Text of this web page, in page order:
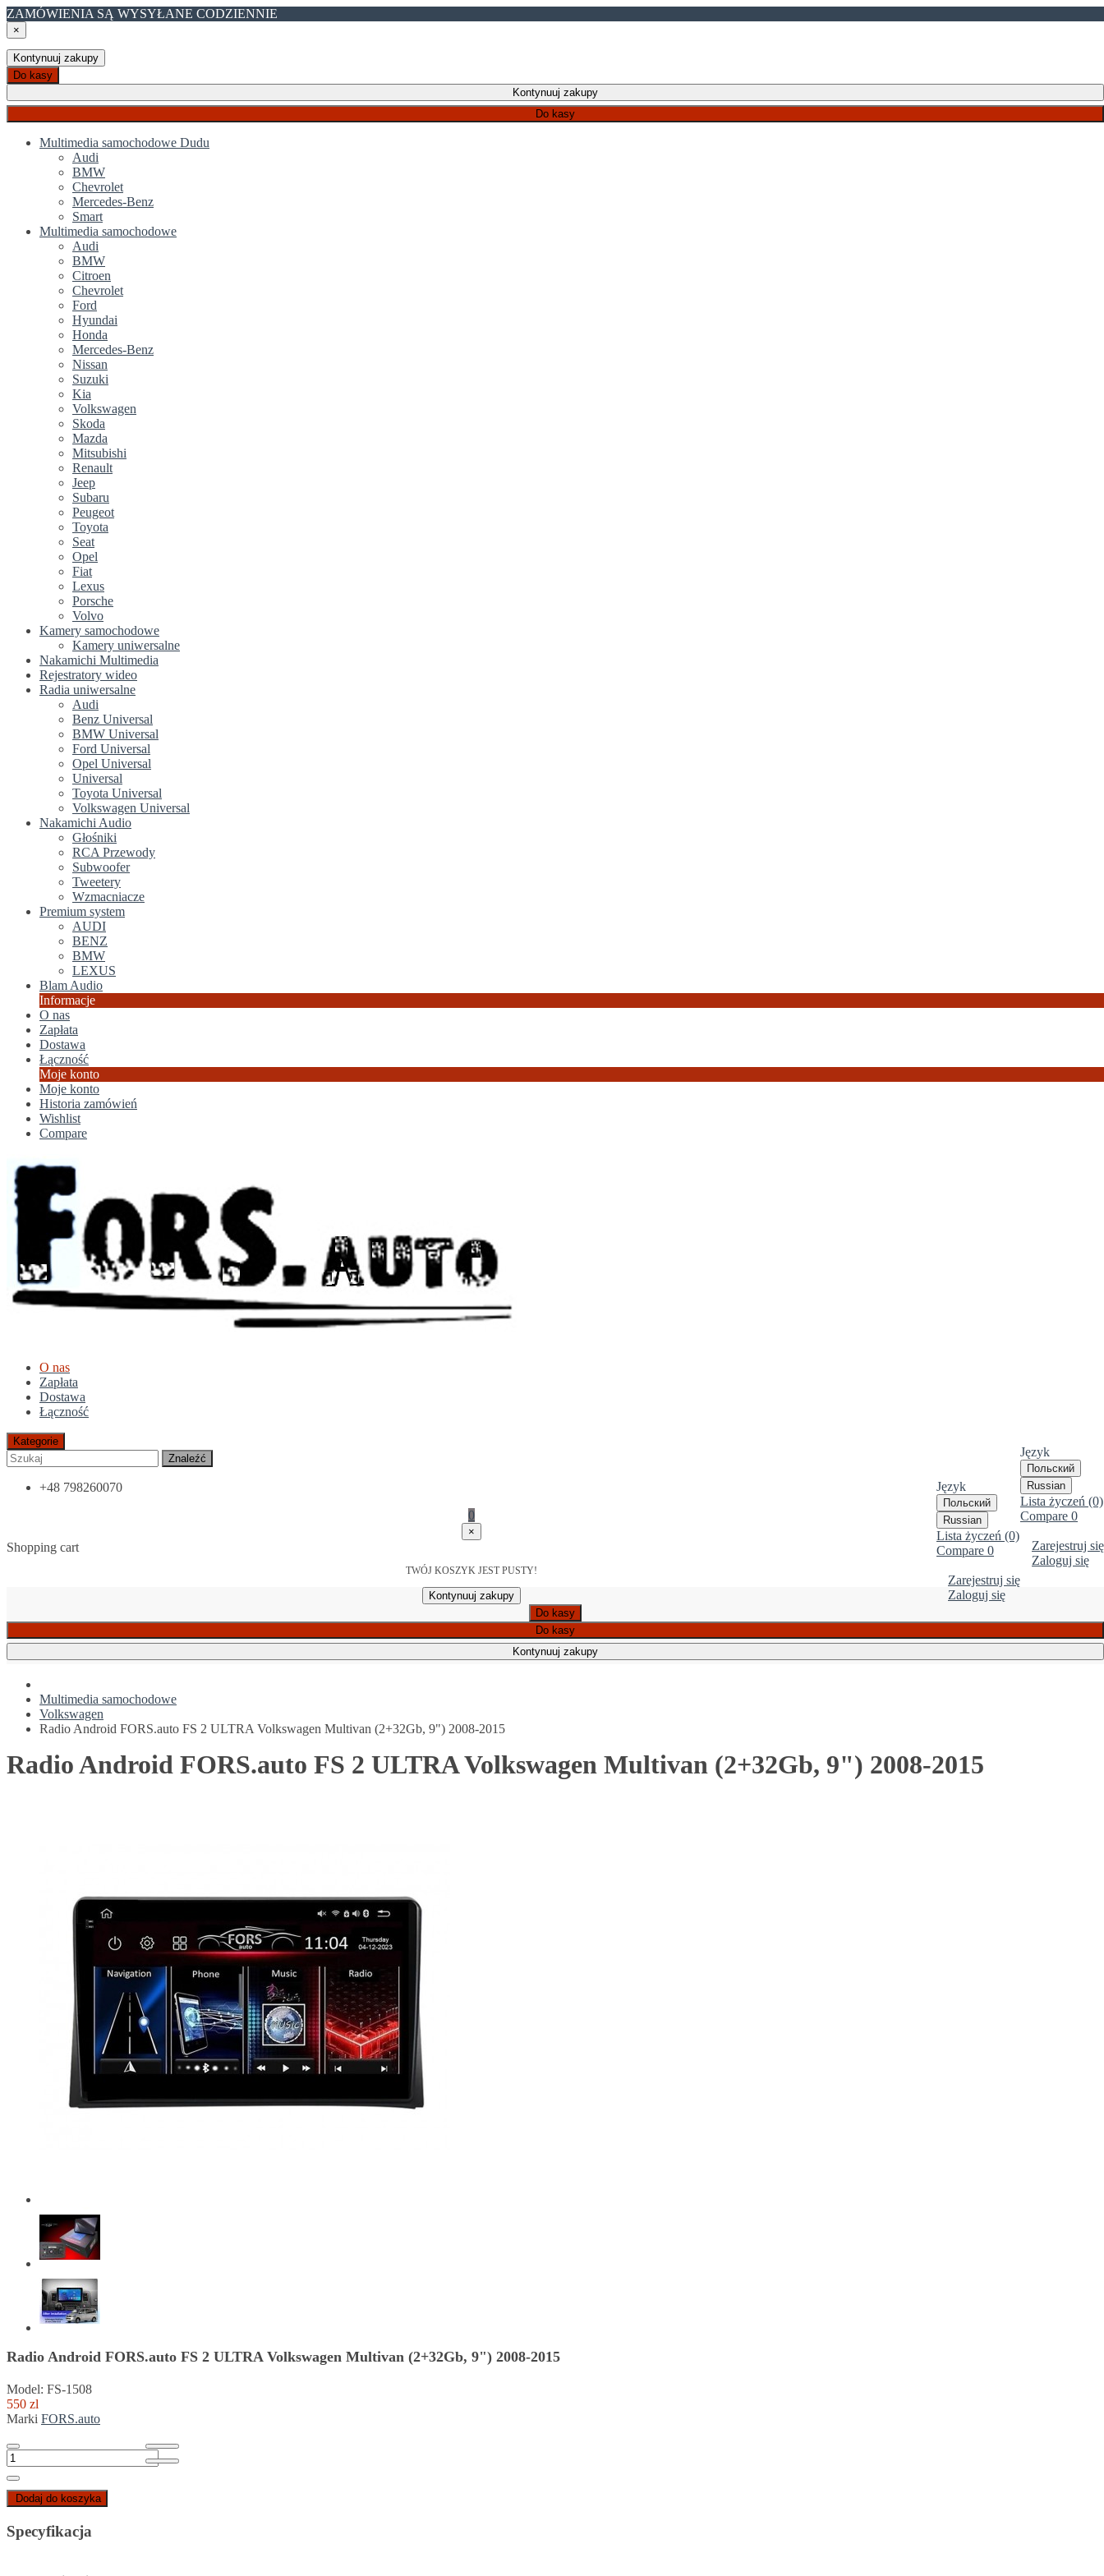
ZAMÓWIENIA SĄ WYSYŁANE CODZIENNIE
×
Kontynuuj zakupy
Do kasy
Kontynuuj zakupy
Do kasy
Multimedia samochodowe Dudu
Audi
BMW
Chevrolet
Mercedes-Benz
Smart
Multimedia samochodowe
Audi
BMW
Citroen
Chevrolet
Ford
Hyundai
Honda
Mercedes-Benz
Nissan
Suzuki
Kia
Volkswagen
Skoda
Mazda
Mitsubishi
Renault
Jeep
Subaru
Peugeot
Toyota
Seat
Opel
Fiat
Lexus
Porsche
Volvo
Kamery samochodowe
Kamery uniwersalne
Nakamichi Multimedia
Rejestratory wideo
Radia uniwersalne
Audi
Benz Universal
BMW Universal
Ford Universal
Opel Universal
Universal
Toyota Universal
Volkswagen Universal
Nakamichi Audio
Głośniki
RCA Przewody
Subwoofer
Tweetery
Wzmacniacze
Premium system
AUDI
BENZ
BMW
LEXUS
Blam Audio
Informacje
O nas
Zapłata
Dostawa
Łączność
Moje konto
Moje konto
Historia zamówień
Wishlist
Compare
O nas
Zapłata
Dostawa
Łączność
Język
Польский
Russian
Lista życzeń (0)
Compare 0
Zarejestruj się
Zaloguj się
Kategorie
Znaleźć
Język
Польский
Russian
Lista życzeń (0)
Compare 0
Zarejestruj się
Zaloguj się
+48 798260070
0
×
Shopping cart
TWÓJ KOSZYK JEST PUSTY!
Kontynuuj zakupy
Do kasy
Do kasy
Kontynuuj zakupy
Multimedia samochodowe
Volkswagen
Radio Android FORS.auto FS 2 ULTRA Volkswagen Multivan (2+32Gb, 9") 2008-2015
Radio Android FORS.auto FS 2 ULTRA Volkswagen Multivan (2+32Gb, 9") 2008-2015
Radio Android FORS.auto FS 2 ULTRA Volkswagen Multivan (2+32Gb, 9") 2008-2015
Model: FS-1508
550 zl
Marki FORS.auto
Dodaj do koszyka
Specyfikacja